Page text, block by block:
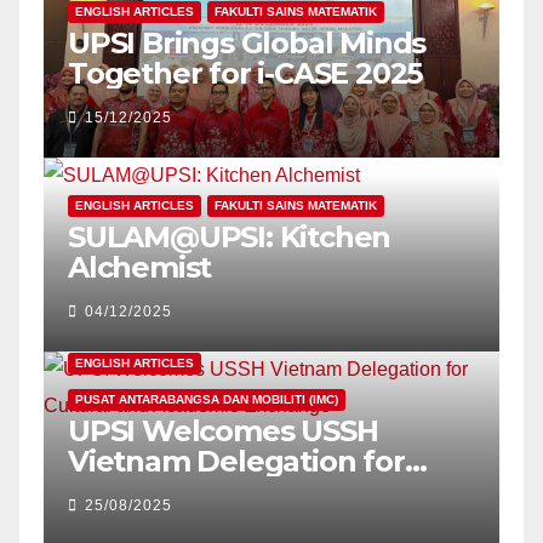
ENGLISH ARTICLES FAKULTI SAINS MATEMATIK
UPSI Brings Global Minds
Together for i-CASE 2025
15/12/2025
ENGLISH ARTICLES FAKULTI SAINS MATEMATIK
SULAM@UPSI: Kitchen
Alchemist
04/12/2025
ENGLISH ARTICLES
PUSAT ANTARABANGSA DAN MOBILITI (IMC)
UPSI Welcomes USSH
Vietnam Delegation for
Cultural and Academic
Exchange
25/08/2025